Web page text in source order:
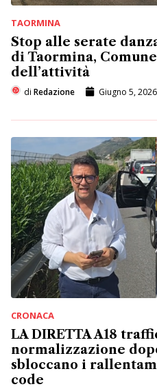
TAORMINA
Stop alle serate
di Taormina,
dell’attività
di Redazione Giugno 5, 2026
CRONACA
LA DIRETTA A18
normalizzazione
sbloccano i
code